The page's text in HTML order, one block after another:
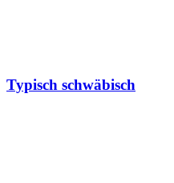
Typisch schwäbisch